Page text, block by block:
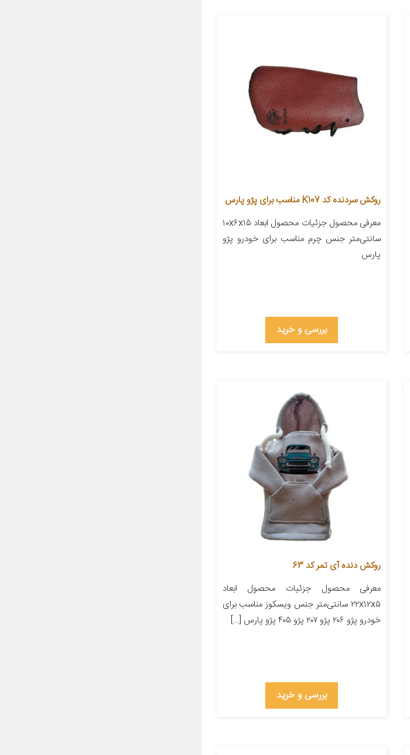
روکش سردنده کد K107 مناسب برای پژو پارس
معرفی محصول جزئیات محصول ابعاد ۱۰x۶x۱۵
سانتی‌متر جنس چرم مناسب برای خودرو پژو
پارس
بررسی و خرید
روکش دنده آی تمر کد 63
معرفی محصول جزئیات محصول ابعاد
۲۲x۱۲x۵ سانتی‌متر جنس ویسکوز مناسب برای
خودرو پژو ۲۰۶ پژو ۲۰۷ پژو ۴۰۵ پژو پارس […]
بررسی و خرید